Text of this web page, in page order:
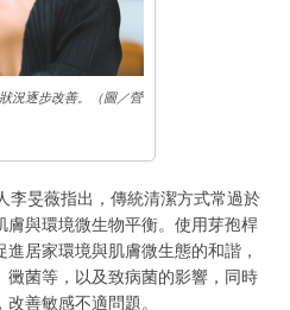
況逐步改善。（圖／營
李旻薇指出，傳統清潔方式常過於
與環境微生物平衡。使用芽孢桿
居家環境與肌膚微生態的和諧，
菌等，以及致病菌的影響，同時
善敏感不適問題。